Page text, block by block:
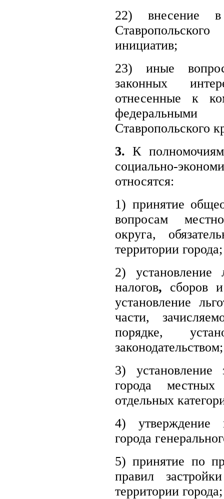
22) внесение в
инициатив;
23) иные
законных
отнесенные к
Ставропольского
3. К
социально-
относятся:
1) принятие
вопросам
округа,
территории города;
2) установление
налогов, сборов
установление
части,
порядке,
законодательством;
3) установление
города
отдельных
4) утверждение
города
5) принятие по
правил
территории города;